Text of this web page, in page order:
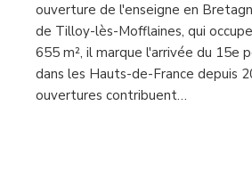
ouverture de l'enseigne en
de Tilloy-lès-Mofflaines, qui
655 m², il marque l'arrivée du 15e
dans les Hauts-de-France depuis
ouvertures contribuent…